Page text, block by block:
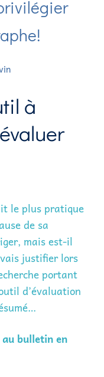
à
le plus pratique
de sa
mais est-il
justifier lors
portant
d’évaluation
bulletin en